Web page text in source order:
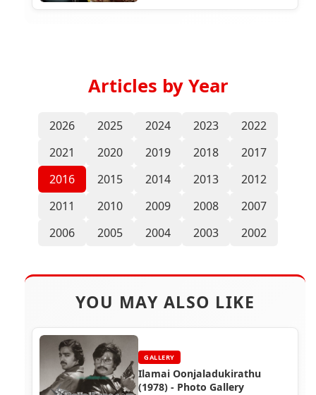
Articles by Year
2026 2025 2024 2023
2022
2021
2020 2019 2018
2017
2016
2015 2014 2013
2012
2011
2010 2009 2008
2007
2006
2005 2004 2003 2002
YOU MAY ALSO LIKE
GALLERY
Ilamai Oonjaladukirathu
(1978) - Photo Gallery